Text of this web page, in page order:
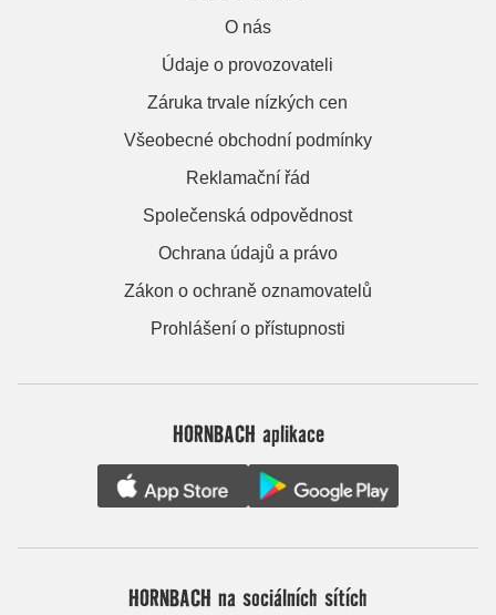
O nás
Údaje o provozovateli
Záruka trvale nízkých cen
Všeobecné obchodní podmínky
Reklamační řád
Společenská odpovědnost
Ochrana údajů a právo
Zákon o ochraně oznamovatelů
Prohlášení o přístupnosti
HORNBACH aplikace
HORNBACH na sociálních sítích